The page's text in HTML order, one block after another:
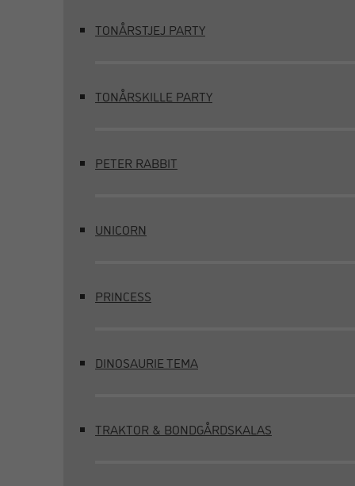
TONÅRSTJEJ PARTY
TONÅRSKILLE PARTY
PETER RABBIT
UNICORN
PRINCESS
DINOSAURIE TEMA
TRAKTOR & BONDGÅRDSKALAS